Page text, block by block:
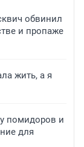
обвинил
и пропаже
жить, а я
помидоров и
для